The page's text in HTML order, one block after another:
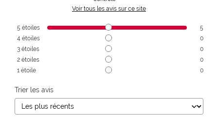
Voir tous les avis sur ce site
5 étoiles
5
4 étoiles
0
3 étoiles
0
2 étoiles
0
1 étoile 0
Trier les avis